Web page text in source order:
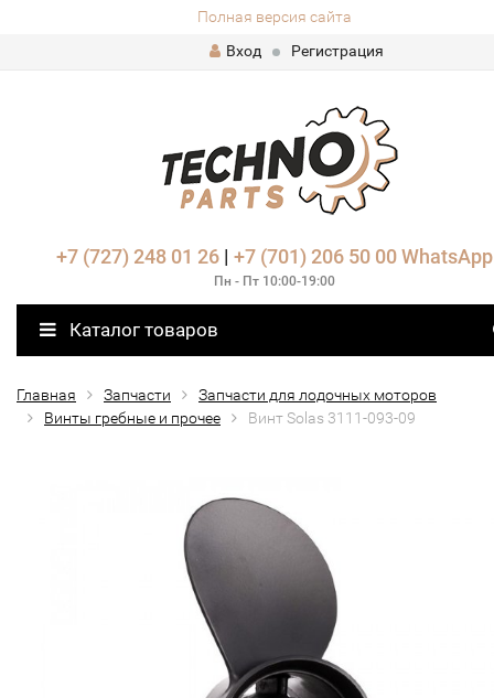
Полная версия сайта
Вход
Регистрация
+7 (727) 248 01 26| +7 (701) 206 50 00 WhatsApp
Пн - Пт 10:00-19:00
Каталог товаров
Главная Запчасти
Запчасти для лодочных моторов
Винты гребные и прочее
Винт Solas 3111-093-09